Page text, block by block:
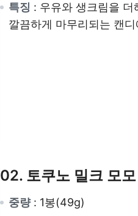
특징 : 우유와 생크림을
깔끔하게 마무리되는 캔디
02. 토쿠노 밀크 모
중량: 1봉(49g)